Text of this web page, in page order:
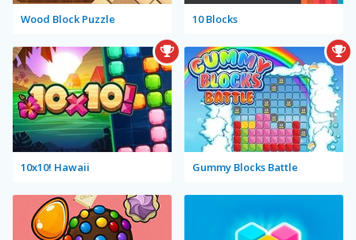
Wood Block Puzzle 10 Blocks
10x10! Hawaii Gummy Blocks Battle